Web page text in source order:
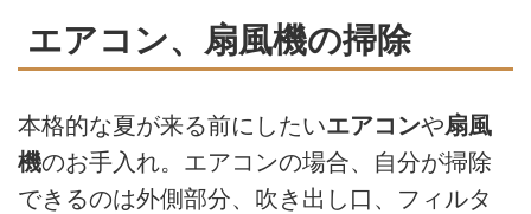
エアコン、扇風機の掃除
本格的な夏が来る前にしたいエアコンや扇風
機のお手入れ。エアコンの場合、自分が掃除
できるのは外側部分、吹き出し口、フィルタ